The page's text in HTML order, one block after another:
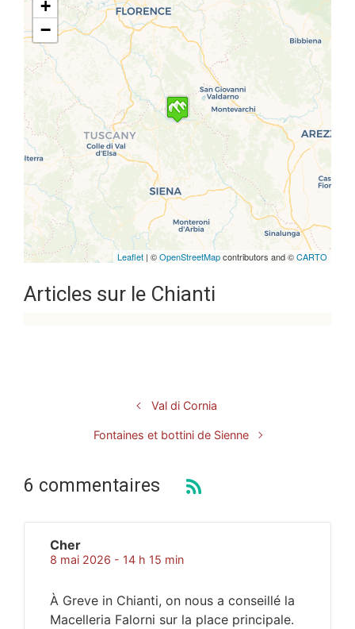
Travelers' Map is loading...
If you see this after your page is
loaded completely, leafletJS files
are missing.
+
−
Leaflet | ©OpenStreetMapcontributors and ©CARTO
Articles sur le Chianti
Val di Cornia
Fontaines et bottini de Sienne
6 commentaires
Cher
8 mai 2026 - 14 h 15 min
À Greve in Chianti, on nous a conseillé la
Macelleria Falorni sur la place principale.